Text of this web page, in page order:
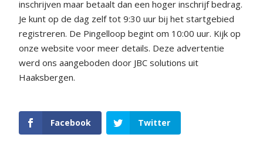
inschrijven maar betaalt dan een hoger inschrijf bedrag.
Je kunt op de dag zelf tot 9:30 uur bij het startgebied
registreren. De Pingelloop begint om 10:00 uur. Kijk op
onze website voor meer details. Deze advertentie
werd ons aangeboden door JBC solutions uit
Haaksbergen.
Facebook Twitter